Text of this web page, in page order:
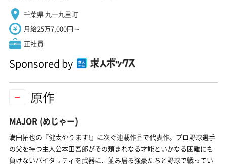
千葉県 九十九里町
月給25万7,000円～
正社員
Sponsored by
原作
MAJOR (めじゃー)
満田拓也の『健太やります!』に次ぐ連載作品で代表作。プロ野球選手
の父を持つ主人公本田吾郎がその類まれなる才能といかなる困難にも
負けないバイタリティを武器に、並み居る強豪たちと野球で戦ってい